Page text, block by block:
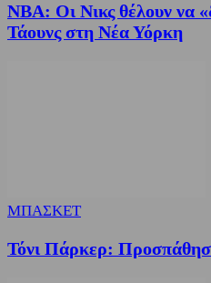
NBA: Οι Νικς θέλουν να
Τάουνς στη Νέα Υόρκη
ΜΠΑΣΚΕΤ
Τόνι Πάρκερ: